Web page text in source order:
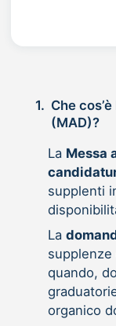
1. Che cos’è la
(MAD)?
La Messa
supplenti
La
quando,
organico